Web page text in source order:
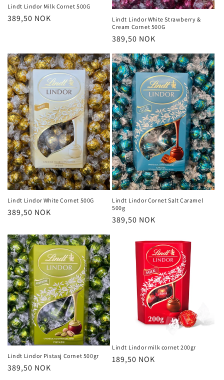
Lindt Lindor Milk Cornet 500G
Vanlig
389,50 NOK
Lindt Lindor White Strawberry &
Cream Cornet 500G
Vanlig
389,50 NOK
Lindt Lindor White Cornet 500G
Vanlig
389,50 NOK
Lindt Lindor Cornet Salt Caramel
500g
Vanlig
389,50 NOK
Lindt Lindor Pistasj Cornet 500gr
Vanlig
389,50 NOK
Lindt Lindor milk cornet 200gr
Vanlig
189,50 NOK